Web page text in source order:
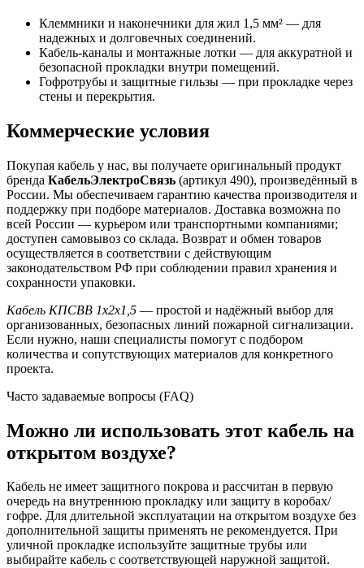
Клеммники и наконечники для жил 1,5 мм² — для
надежных и долговечных соединений.
Кабель-каналы и монтажные лотки — для аккуратной и
безопасной прокладки внутри помещений.
Гофротрубы и защитные гильзы — при прокладке через
стены и перекрытия.
Коммерческие условия
Покупая кабель у нас, вы получаете оригинальный продукт
бренда КабельЭлектроСвязь (артикул 490), произведённый в
России. Мы обеспечиваем гарантию качества производителя и
поддержку при подборе материалов. Доставка возможна по
всей России — курьером или транспортными компаниями;
доступен самовывоз со склада. Возврат и обмен товаров
осуществляется в соответствии с действующим
законодательством РФ при соблюдении правил хранения и
сохранности упаковки.
Кабель КПСВВ 1х2х1,5 — простой и надёжный выбор для
организованных, безопасных линий пожарной сигнализации.
Если нужно, наши специалисты помогут с подбором
количества и сопутствующих материалов для конкретного
проекта.
Часто задаваемые вопросы (FAQ)
Можно ли использовать этот кабель на
открытом воздухе?
Кабель не имеет защитного покрова и рассчитан в первую
очередь на внутреннюю прокладку или защиту в коробах/
гофре. Для длительной эксплуатации на открытом воздухе без
дополнительной защиты применять не рекомендуется. При
уличной прокладке используйте защитные трубы или
выбирайте кабель с соответствующей наружной защитой.